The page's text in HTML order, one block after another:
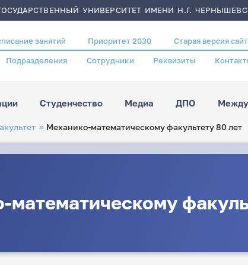
УНИВЕРСИТЕТ ИМЕНИ Н.Г.
занятий Приоритет 2030 Старая версия
Подразделения Сотрудники Реквизиты
Студенчество Медиа ДПО
Механико-математическому факультету 80 лет
математическому